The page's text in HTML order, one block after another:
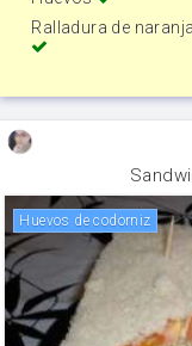
Ralladura de naranja
Huevos de codorniz